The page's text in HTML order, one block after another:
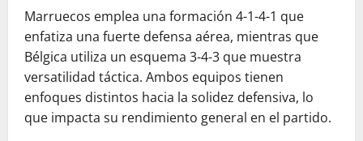
Marruecos emplea una formación 4-1-4-1 que
enfatiza una fuerte defensa aérea, mientras que
Bélgica utiliza un esquema 3-4-3 que muestra
versatilidad táctica. Ambos equipos tienen
enfoques distintos hacia la solidez defensiva, lo
que impacta su rendimiento general en el partido.